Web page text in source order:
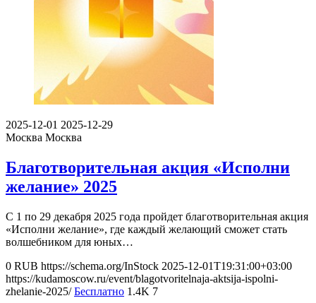
2025-12-01 2025-12-29
Москва Москва
Благотворительная акция «Исполни
желание» 2025
С 1 по 29 декабря 2025 года пройдет благотворительная акция
«Исполни желание», где каждый желающий сможет стать
волшебником для юных…
0 RUB https://schema.org/InStock 2025-12-01T19:31:00+03:00
https://kudamoscow.ru/event/blagotvoritelnaja-aktsija-ispolni-
zhelanie-2025/ Бесплатно 1.4K 7